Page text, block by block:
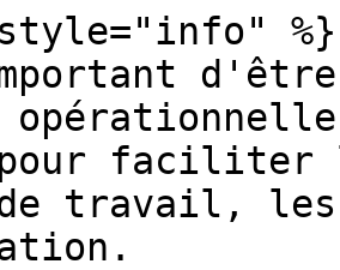
%}
d'être
pour
de travail,